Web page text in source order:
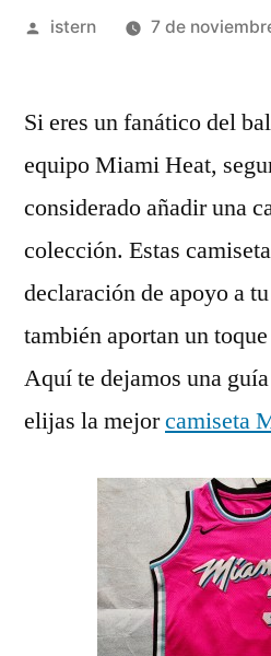
Publicado
istern 7 de
Si eres un fanático del
equipo Miami Heat,
considerado añadir una
colección. Estas
declaración de apoyo a
también aportan un
Aquí te dejamos una
elijas la mejorcamiseta